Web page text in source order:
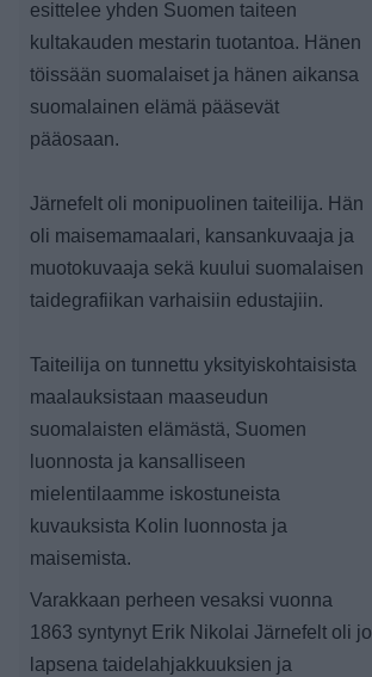
esittelee yhden Suomen taiteen
kultakauden mestarin tuotantoa. Hänen
töissään suomalaiset ja hänen aikansa
suomalainen elämä pääsevät
pääosaan.
Järnefelt oli monipuolinen taiteilija. Hän
oli maisemamaalari, kansankuvaaja ja
muotokuvaaja sekä kuului suomalaisen
taidegrafiikan varhaisiin edustajiin.
Taiteilija on tunnettu yksityiskohtaisista
maalauksistaan maaseudun
suomalaisten elämästä, Suomen
luonnosta ja kansalliseen
mielentilaamme iskostuneista
kuvauksista Kolin luonnosta ja
maisemista.
Varakkaan perheen vesaksi vuonna
1863 syntynyt Erik Nikolai Järnefelt oli jo
lapsena taidelahjakkuuksien ja